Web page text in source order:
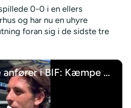
0-0 i en ellers
og har nu en uhyre
foran sig i de sidste tre
Binks om at være anfører i BIF: Kæmpe stort